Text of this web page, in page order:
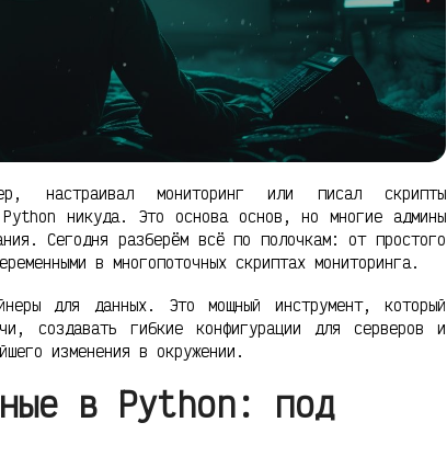
настраивал мониторинг или писал скрипты
никуда. Это основа основ, но многие админы
Сегодня разберём всё по полочкам: от простого
в многопоточных скриптах мониторинга.
для данных. Это мощный инструмент, который
создавать гибкие конфигурации для серверов и
изменения в окружении.
в Python: под